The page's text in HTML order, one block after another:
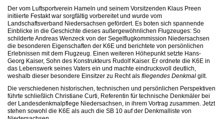
Der vom Luftsportverein Hameln und seinem Vorsitzenden Klaus Preen
initiierte Festakt war sorgfältig vorbereitet und wurde vom
Landschaftsverband Niedersachsen gefördert. Es boten sich spannende
Einblicke in die Geschichte dieses außergewöhnlichen Flugzeuges: So
schilderte Andreas Wenzeck von der Segelflugkommission Niedersachsen
die besonderen Eigenschaften der K6E und berichtete von persönlichen
Erlebnissen mit dem Flugzeug. Einen weiteren Höhepunkt setzte Hans-
Georg Kaiser, Sohn des Konstrukteurs Rudolf Kaiser. Er ordnete die K6E in
das Lebenswerk seines Vaters ein und machte eindrucksvoll deutlich,
weshalb dieser besondere Einsitzer zu Recht als fliegendes Denkmal gilt.
Die verschiedenen historischen, technischen und persönlichen Perspektiven
führte schließlich Christiane Curti, Referentin für technische Denkmäler bei
der Landesdenkmalpflege Niedersachsen, in ihrem Vortrag zusammen. Jetzt
stehen sowohl die K6E als auch die SB 10 auf der Denkmalliste von